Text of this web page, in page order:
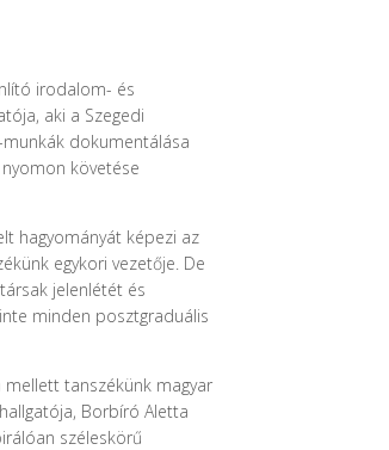
irodalom- és
aki a Szegedi
munkák dokumentálása
követése
hagyományát képezi az
egykori vezetője. De
jelenlétét és
minden posztgraduális
tanszékünk magyar
Borbíró Aletta
széleskörű